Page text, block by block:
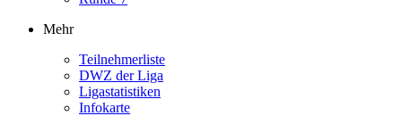
Mehr
Teilnehmerliste
DWZ der Liga
Ligastatistiken
Infokarte